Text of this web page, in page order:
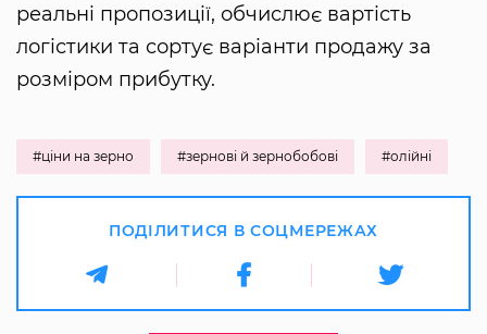
реальні пропозиції, обчислює вартість
логістики та сортує варіанти продажу за
розміром прибутку.
#ціни на зерно #зернові й зернобобові #олійні
ПОДІЛИТИСЯ В СОЦМЕРЕЖАХ